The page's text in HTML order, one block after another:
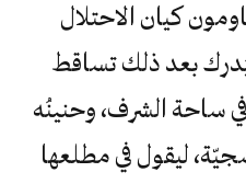
كيان الاحتلال
بعد ذلك تساقط
ساحة الشرف، وحنينُه
ليقول في مطلعها